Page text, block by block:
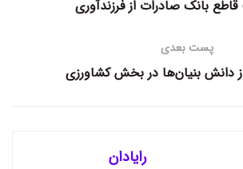
بانک صادرات از فرزندآوری
پست بعدی
دانش بنیان‌ها در بخش کشاورزی
رایادان